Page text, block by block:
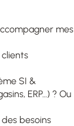
mes
SI &
ERP…) ? Ou
besoins